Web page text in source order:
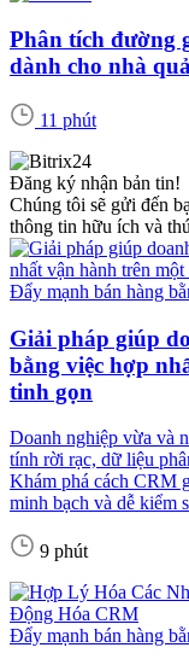
Phân tích đường
dành cho nhà
11 phút
Đăng ký nhận bản tin!
Chúng tôi sẽ gửi đến
thông tin hữu ích và
Đẩy mạnh bán hàng
Giải pháp giúp
bằng việc hợp
tinh gọn
Doanh nghiệp vừa và
tính rời rạc, dữ liệu
Khám phá cách CRM
minh bạch và dễ kiểm
9 phút
Đẩy mạnh bán hàng